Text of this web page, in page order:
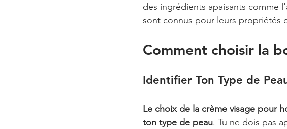
des ingrédients apaisants comme
sont connus pour leurs propriétés
Comment choisir la
Identifier Ton Type de
Le choix de la crème visage pour
ton type de peau. Tu ne dois pas